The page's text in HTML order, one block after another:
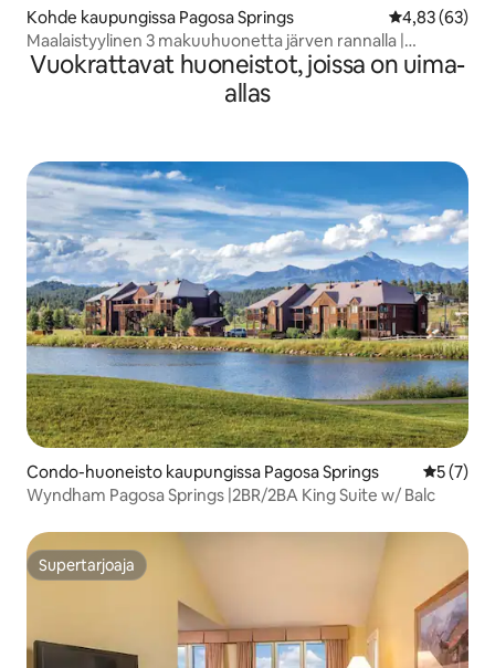
Kohde kaupungissa Pagosa Springs
4,83 (63)
Maalaistyylinen 3 makuuhuonetta järven rannalla |
Poreallas | Laituri
Vuokrattavat huoneistot, joissa on uima-
allas
Condo-huoneisto kaupungissa Pagosa Springs
5 (7)
Wyndham Pagosa Springs |2BR/2BA King Suite w/ Balc
Supertarjoaja
Supertarjoaja